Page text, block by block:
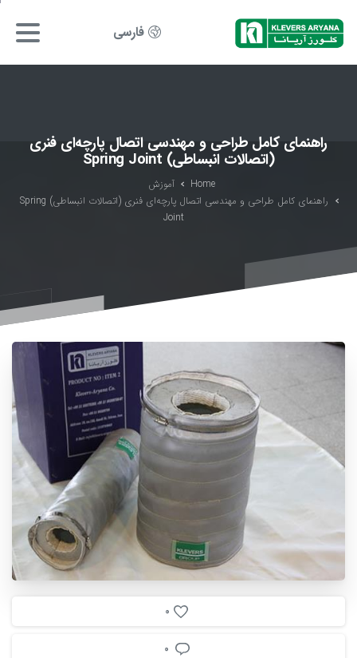
فارسی
راهنمای کامل طراحی و مهندسی اتصال پارچه‌ای فنری
(اتصالات انبساطی) Spring Joint
Home
آموزش
راهنمای کامل طراحی و مهندسی اتصال پارچه‌ای فنری (اتصالات انبساطی) Spring
Joint
0
0